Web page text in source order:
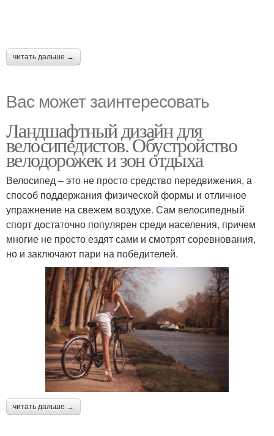
читать дальше →
Вас может заинтересовать
Ландшафтный дизайн для
велосипедистов. Обустройство
велодорожек и зон отдыха
Велосипед – это не просто средство передвижения, а
способ поддержания физической формы и отличное
упражнение на свежем воздухе. Сам велосипедный
спорт достаточно популярен среди населения, причем
многие не просто ездят сами и смотрят соревнования,
но и заключают пари на победителей.
читать дальше →